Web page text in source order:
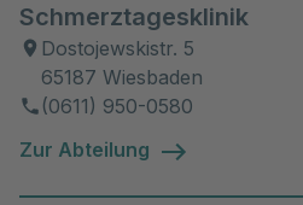
Schmerztagesklinik
Dostojewskistr. 5
65187 Wiesbaden
(0611) 950-0580
Zur Abteilung